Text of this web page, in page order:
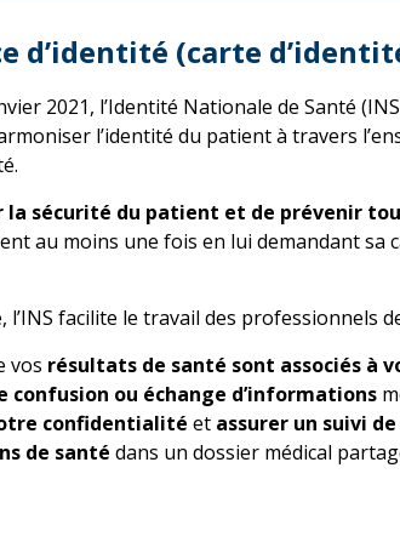
d’identité (carte
2021, l’Identité Nationale de Santé
l’identité du patient à travers
la sécurité du patient et de prévenir
au moins une fois en lui demandant
l’INS facilite le travail des professionnels
vos résultats de santé sont associés à
confusion ou échange d’informations
confidentialité et assurer un suivi
de santédans un dossier médical